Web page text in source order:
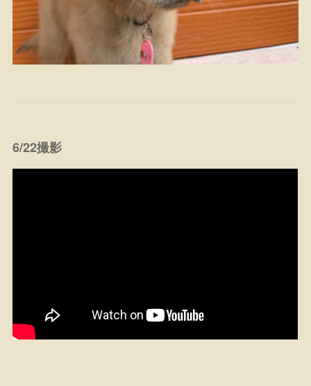
6/22撮影